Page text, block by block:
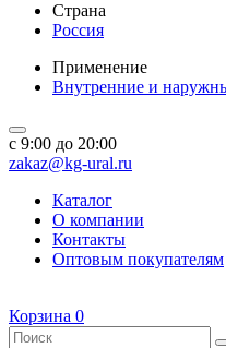
Страна
Россия
Применение
Внутренние и
c 9:00 до 20:00
zakaz@kg-ural.ru
Каталог
О компании
Контакты
Оптовым покупателям
Корзина 0